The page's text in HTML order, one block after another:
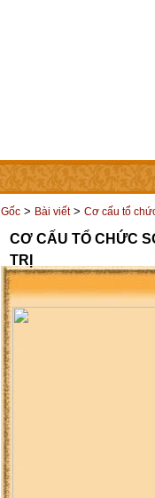
TRANG CHỦ THÀNH VIÊN
Gốc > Bài viết> Cơ cấu tổ
CƠ CẤU TỔ CHỨC
TRỊ